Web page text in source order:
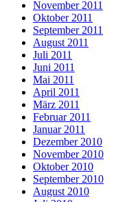
November 2011
Oktober 2011
September 2011
August 2011
Juli 2011
Juni 2011
Mai 2011
April 2011
März 2011
Februar 2011
Januar 2011
Dezember 2010
November 2010
Oktober 2010
September 2010
August 2010